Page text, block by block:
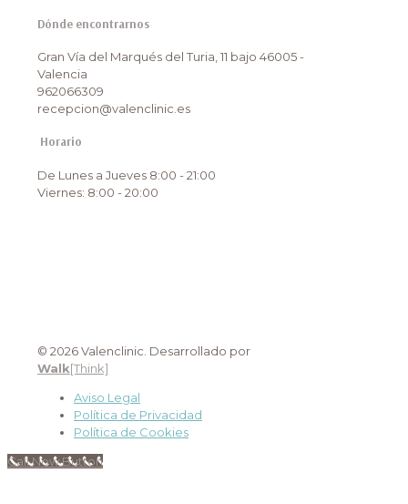
Dónde encontrarnos
Gran Vía del Marqués del Turia, 11 bajo 46005 -
Valencia
962066309
recepcion@valenclinic.es
Horario
De Lunes a Jueves 8:00 - 21:00
Viernes: 8:00 - 20:00
© 2026 Valenclinic. Desarrollado por
Walk[Think]
Aviso Legal
Política de Privacidad
Política de Cookies
Call Now Button